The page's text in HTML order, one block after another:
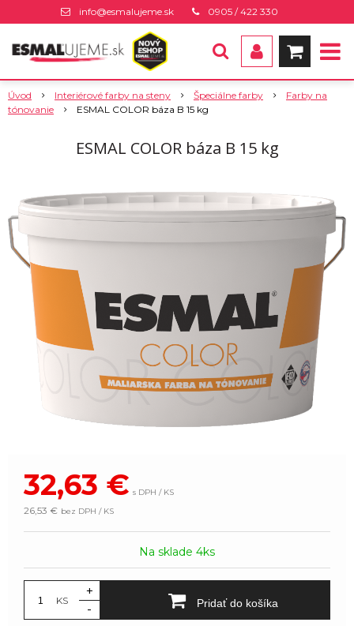
info@esmalujeme.sk 0905 / 422 330
Úvod Interiérové farby na steny Špeciálne farby
Farby na
tónovanie
ESMAL COLOR báza B 15 kg
ESMAL COLOR báza B 15 kg
32,63 € s DPH / KS
26,53 € bez DPH / KS
Na sklade 4ks
KS
+
-
Pridať do košíka